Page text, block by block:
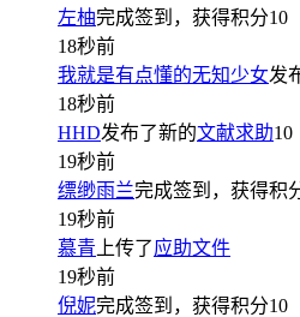
左柚完成签到，获得积分10
18秒前
我就是有点懂的无知少女发
18秒前
HHD发布了新的文献求助10
19秒前
缥缈雨兰完成签到，获得积
19秒前
慕青 上传了应助文件
19秒前
倪妮完成签到，获得积分10